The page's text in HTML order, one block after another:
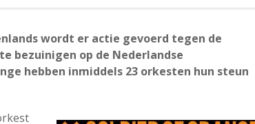
wordt er actie gevoerd tegen de
bezuinigen op de Nederlandse
hebben inmiddels 23 orkesten hun steun